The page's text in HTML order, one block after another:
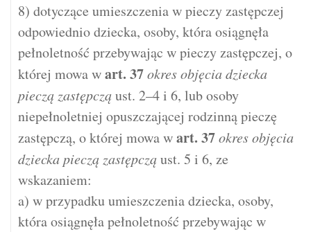
8) dotyczące umieszczenia w pieczy zastępczej
odpowiednio dziecka, osoby, która osiągnęła
pełnoletność przebywając w pieczy zastępczej, o
której mowa wart. 37okres objęcia dziecka
pieczą zastępcząust. 2–4 i 6, lub osoby
niepełnoletniej opuszczającej rodzinną pieczę
zastępczą, o której mowa wart. 37okres objęcia
dziecka pieczą zastępcząust. 5 i 6, ze
wskazaniem:
a) w przypadku umieszczenia dziecka, osoby,
która osiągnęła pełnoletność przebywając w